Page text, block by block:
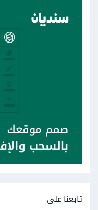
تابعنا على